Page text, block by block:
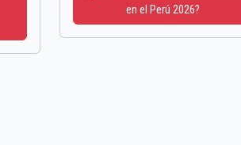
en el Perú 2026?